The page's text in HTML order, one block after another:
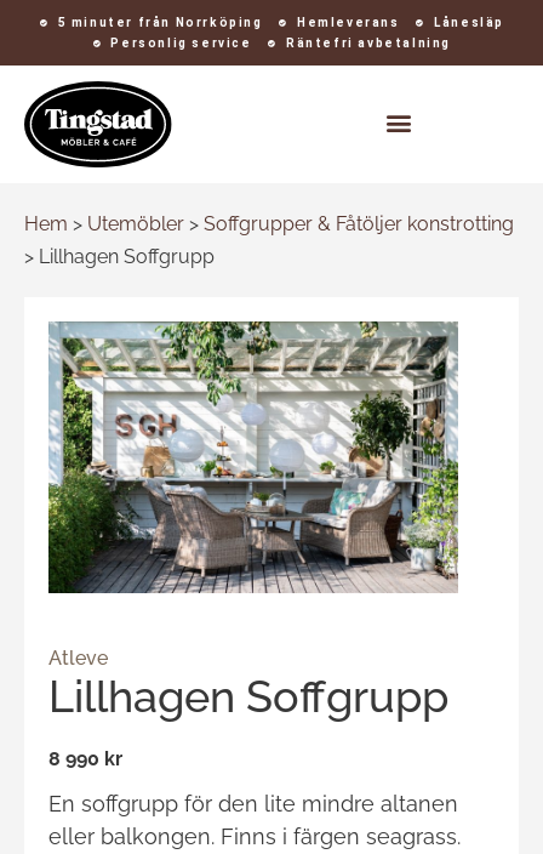
5 minuter från Norrköping Hemleverans
Lånesläp
Personlig service
Räntefri avbetalning
Hem > Utemöbler > Soffgrupper & Fåtöljer konstrotting
> Lillhagen Soffgrupp
Atleve
Lillhagen Soffgrupp
8 990 kr
En soffgrupp för den lite mindre altanen
eller balkongen. Finns i färgen seagrass.